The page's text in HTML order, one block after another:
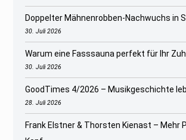
Doppelter Mähnenrobben-Nachwuchs in
30. Juli 2026
Warum eine Fasssauna perfekt für Ihr
30. Juli 2026
GoodTimes 4/2026 – Musikgeschichte
28. Juli 2026
Frank Elstner & Thorsten Kienast – Mehr